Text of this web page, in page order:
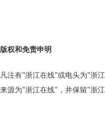
版权和免责申明
凡注有"浙江在线"或电头为"浙
来源为"浙江在线"，并保留"浙江